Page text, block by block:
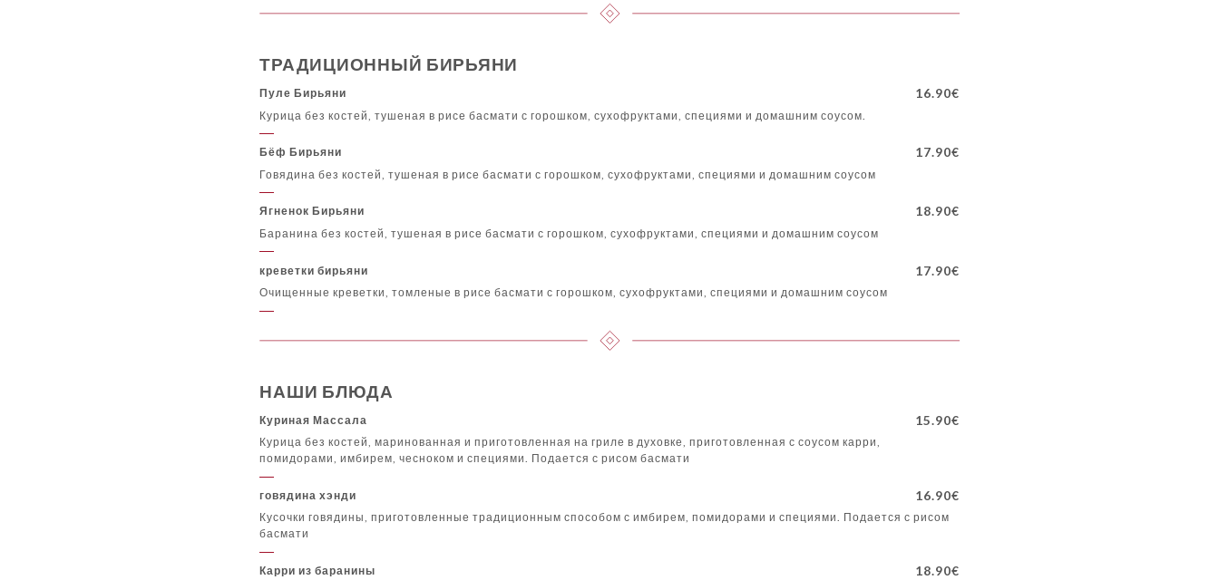
ТРАДИЦИОННЫЙ БИРЬЯНИ
Пуле Бирьяни 16.90€
Курица без костей, тушеная в рисе басмати с горошком, сухофруктами, специями и домашним соусом.
Бёф Бирьяни 17.90€
Говядина без костей, тушеная в рисе басмати с горошком, сухофруктами, специями и домашним соусом
Ягненок Бирьяни 18.90€
Баранина без костей, тушеная в рисе басмати с горошком, сухофруктами, специями и домашним соусом
креветки бирьяни 17.90€
Очищенные креветки, томленые в рисе басмати с горошком, сухофруктами, специями и домашним соусом
НАШИ БЛЮДА
Куриная Массала 15.90€
Курица без костей, маринованная и приготовленная на гриле в духовке, приготовленная с соусом карри,
помидорами, имбирем, чесноком и специями. Подается с рисом басмати
говядина хэнди 16.90€
Кусочки говядины, приготовленные традиционным способом с имбирем, помидорами и специями. Подается с рисом
басмати
Карри из баранины 18.90€